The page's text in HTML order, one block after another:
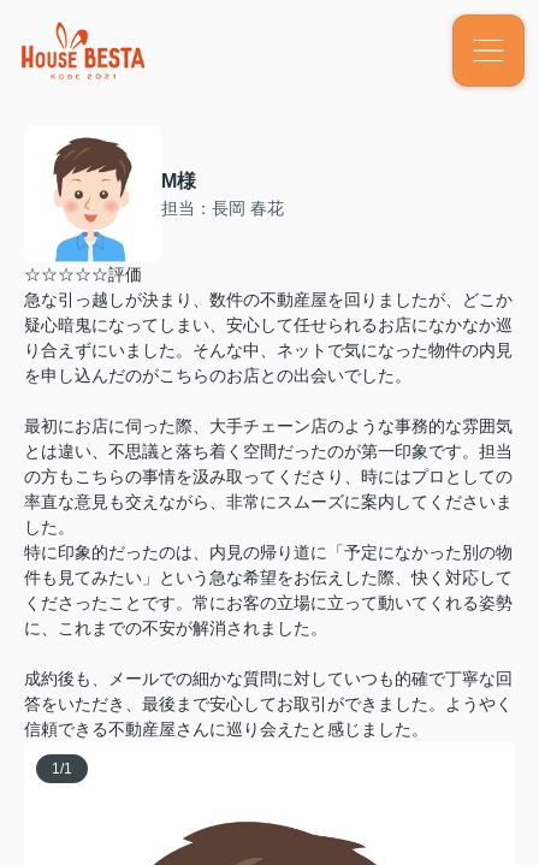
M様
担当：長岡 春花
☆☆☆☆☆評価
急な引っ越しが決まり、数件の不動産屋を回りましたが、どこか
疑心暗鬼になってしまい、安心して任せられるお店になかなか巡
り合えずにいました。そんな中、ネットで気になった物件の内見
を申し込んだのがこちらのお店との出会いでした。
最初にお店に伺った際、大手チェーン店のような事務的な雰囲気
とは違い、不思議と落ち着く空間だったのが第一印象です。担当
の方もこちらの事情を汲み取ってくださり、時にはプロとしての
率直な意見も交えながら、非常にスムーズに案内してくださいま
した。
特に印象的だったのは、内見の帰り道に「予定になかった別の物
件も見てみたい」という急な希望をお伝えした際、快く対応して
くださったことです。常にお客の立場に立って動いてくれる姿勢
に、これまでの不安が解消されました。
成約後も、メールでの細かな質問に対していつも的確で丁寧な回
答をいただき、最後まで安心してお取引ができました。ようやく
信頼できる不動産屋さんに巡り会えたと感じました。
1 /1